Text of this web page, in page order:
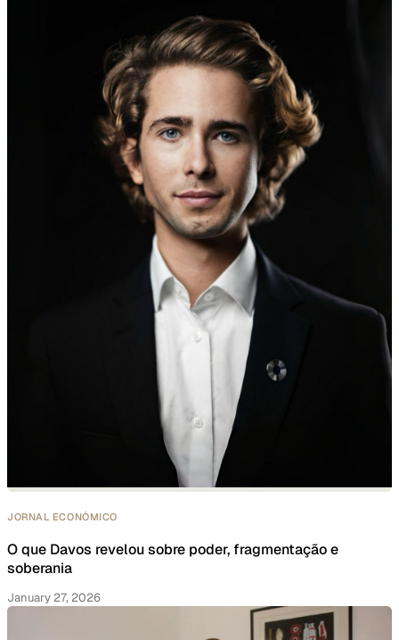
JORNAL ECONÓMICO
O que Davos revelou sobre poder, fragmentação e
soberania
January 27, 2026